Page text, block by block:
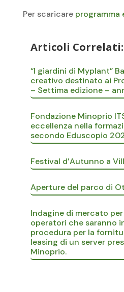
Per scaricare programma
Articoli Correlati:
“I giardini di Myplant”
creativo destinato ai
– Settima edizione –
Fondazione Minoprio
eccellenza nella
secondo Eduscopio
Festival d’Autunno a
Aperture del parco di
Indagine di mercato
operatori che saranno
procedura per la
leasing di un server
Minoprio.